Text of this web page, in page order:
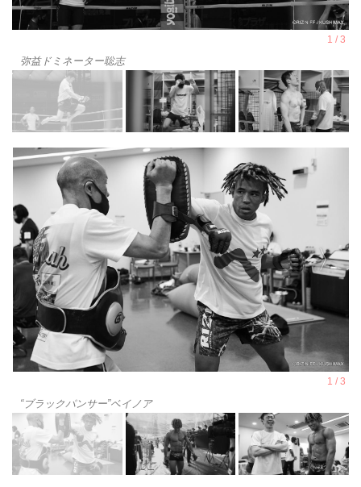
弥益ドミネーター聡志
“ブラックパンサー”ベイノア